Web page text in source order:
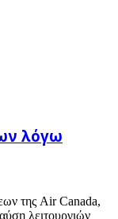
λόγω
της Air Canada,
λειτουργιών